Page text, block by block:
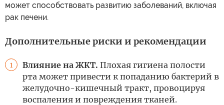
может способствовать развитию заболеваний, включая
рак печени.
Дополнительные риски и рекомендации
1 Влияние на ЖКТ. Плохая гигиена полости
рта может привести к попаданию бактерий в
желудочно-кишечный тракт, провоцируя
воспаления и повреждения тканей.